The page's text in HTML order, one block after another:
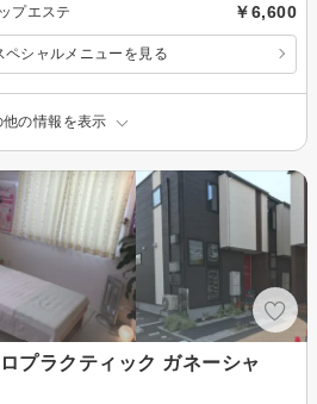
プエステ ￥6,600
ペシャルメニューを見る
他の情報を表示
プラクティック ガネーシャ